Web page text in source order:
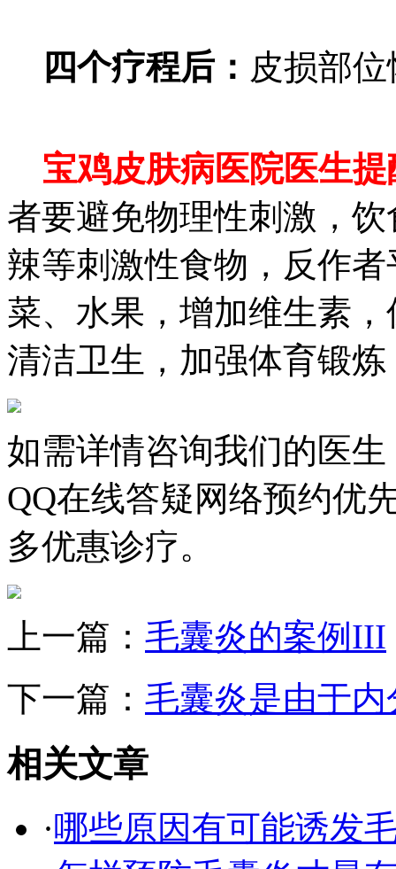
四个疗程后： 皮损部
宝鸡皮肤病医院医生提
者要避免物理性刺激，
辣等刺激性食物，反作
菜、水果，增加维生素
清洁卫生，加强体育锻
如需详情咨询我们的医生
QQ在线答疑网络预约优
多优惠诊疗。
上一篇： 毛囊炎的案例III
下一篇： 毛囊炎是由于
相关文章
·哪些原因有可能诱发